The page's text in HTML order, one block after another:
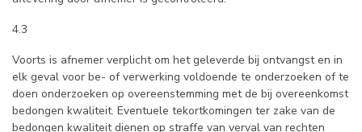
4.3
Voorts is afnemer verplicht om het geleverde bij ontvangst en in
elk geval voor be- of verwerking voldoende te onderzoeken of te
doen onderzoeken op overeenstemming met de bij overeenkomst
bedongen kwaliteit. Eventuele tekortkomingen ter zake van de
bedongen kwaliteit dienen op straffe van verval van rechten